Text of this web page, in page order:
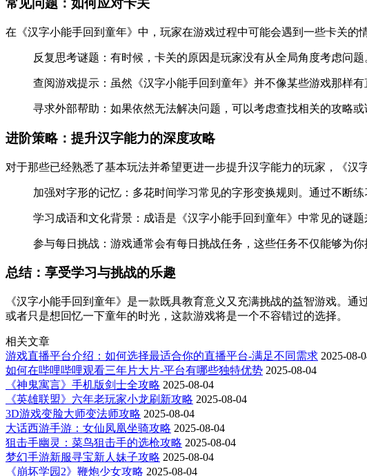
常见问题：如何应对卡关
在《汉字小能手回到童年》中，玩家在游戏过程中可能会遇到一些卡关的
反复思考谜题：有时候，卡关的原因是玩家没有从全局角度考虑问
查阅游戏提示：虽然《汉字小能手回到童年》并不像某些游戏那样
寻求外部帮助：如果依然无法解决问题，可以考虑查找相关的攻略
进阶策略：提升汉字能力的深度攻略
对于那些已经熟悉了基本玩法并希望更进一步提升汉字能力的玩家，《
加强对字形的记忆：多花时间学习常见的字形变换规则。通过不断
学习成语和文化背景：成语是《汉字小能手回到童年》中常见的谜
参与每日挑战：游戏通常会有每日挑战任务，这些任务不仅能够为
总结：享受学习与挑战的乐趣
《汉字小能手回到童年》是一款既具教育意义又充满挑战的益智游戏。
或者只是想回忆一下童年的时光，这款游戏将是一个不容错过的选择。
相关文章
游戏直播平台介绍：如何选择最适合你的直播平台-满足不同需求 2025-08-
如何在哔哩哔哩观看三年片大片-平台有哪些独特优势 2025-08-04
《神鬼寓言》手机版剑士全攻略 2025-08-04
《英雄联盟》六年老玩家小龙刷新攻略 2025-08-04
3D游戏变脸大师变法师攻略 2025-08-04
大话西游手游：女仙凤凰坐骑攻略 2025-08-04
狙击手幽灵：菜鸟狙击手的选枪攻略 2025-08-04
梦幻手游新服寻宝新人妹子攻略 2025-08-04
《崩坏学园2》鞭炮少女攻略 2025-08-04